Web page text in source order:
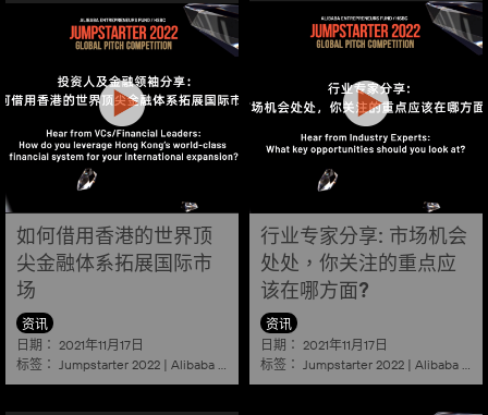
如何借用香港的世界顶
尖金融体系拓展国际市
场
资讯
日期： 2021年11月17日
标签： Jumpstarter 2022 | Alibaba Startup
行业专家分享: 市场机会
处处，你关注的重点应
该在哪方面?
资讯
日期： 2021年11月17日
标签： Jumpstarter 2022 | Alibaba